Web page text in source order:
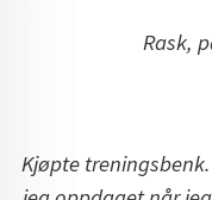
Rask,
Kjøpte